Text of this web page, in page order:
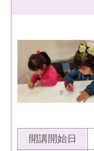
開講開始日